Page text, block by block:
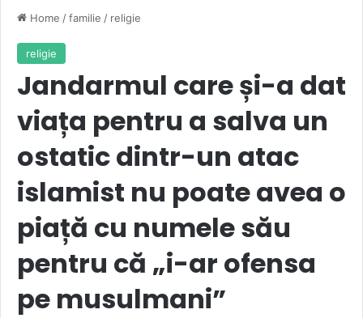
Home /familie / religie
religie
Jandarmul care și-a dat
viața pentru a salva un
ostatic dintr-un atac
islamist nu poate avea o
piață cu numele său
pentru că „i-ar ofensa
pe musulmani”